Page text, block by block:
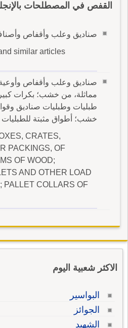
القفص في المصطلحات
صناديق وعلب وأقفاص
similar articles
صناديق وعلب وأقفاص
مماثلة، من خشب؛ بكرات
طبليات وطبليات صناديق
خشب؛ أطواق مثبتة
CRATES,
PACKINGS, OF
OF WOOD;
AND OTHER LOAD
PALLET COLLARS OF
الاكثر شعبية اليوم
البواسير
الجوائز
الشهيد